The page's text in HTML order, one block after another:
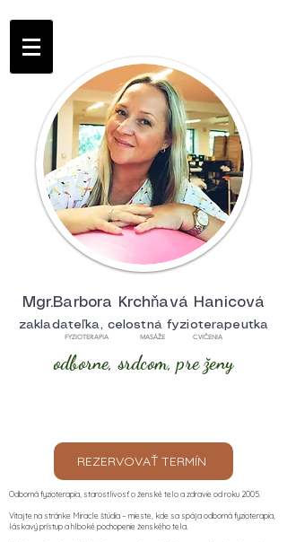
Mgr.Barbora Krchňavá Hanicová
zakladateľka, celostná fyzioterapeutka
FYZIOTERAPIA MASÁŽE CVIČENIA
odborne, srdcom, pre ženy
REZERVOVAŤ TERMÍN
Odborná fyzioterapia, starostlivosť o ženské telo a zdravie od roku 2005.
Vitajte na stránke Miracle štúdia – mieste, kde sa spája odborná fyzioterapia,
láskavý prístup a hlboké pochopenie ženského tela.